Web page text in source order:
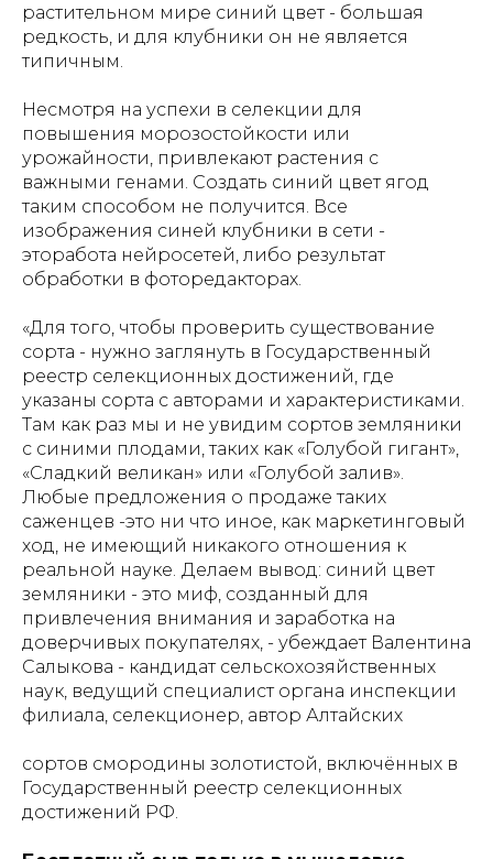
растительном мире синий цвет - большая
редкость, и для клубники он не является
типичным.
Несмотря на успехи в селекции для
повышения морозостойкости или
урожайности, привлекают растения с
важными генами. Создать синий цвет ягод
таким способом не получится. Все
изображения синей клубники в сети -
эторабота нейросетей, либо результат
обработки в фоторедакторах.
«Для того, чтобы проверить существование
сорта - нужно заглянуть в Государственный
реестр селекционных достижений, где
указаны сорта с авторами и характеристиками.
Там как раз мы и не увидим сортов земляники
с синими плодами, таких как «Голубой гигант»,
«Сладкий великан» или «Голубой залив».
Любые предложения о продаже таких
саженцев -это ни что иное, как маркетинговый
ход, не имеющий никакого отношения к
реальной науке. Делаем вывод: синий цвет
земляники - это миф, созданный для
привлечения внимания и заработка на
доверчивых покупателях, - убеждает Валентина
Салыкова - кандидат сельскохозяйственных
наук, ведущий специалист органа инспекции
филиала, селекционер, автор Алтайских
сортов смородины золотистой, включённых в
Государственный реестр селекционных
достижений РФ.